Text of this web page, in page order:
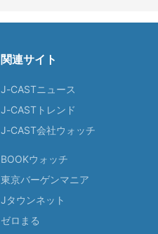
関連サイト
J-CASTニュース
J-CASTトレンド
J-CAST会社ウォッチ
BOOKウォッチ
東京バーゲンマニア
Jタウンネット
ゼロまる